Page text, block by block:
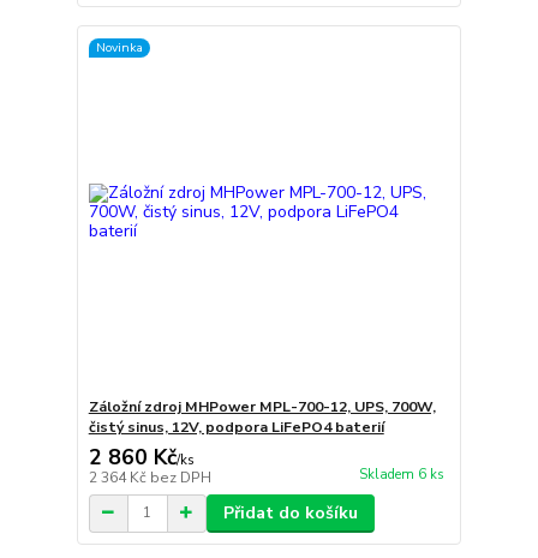
Novinka
Záložní zdroj MHPower MPL-700-12, UPS, 700W,
čistý sinus, 12V, podpora LiFePO4 baterií
2 860 Kč/ks
2 364 Kč bez DPH Skladem 6 ks
Přidat do košíku